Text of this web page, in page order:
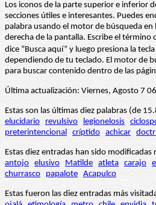
Los iconos de la parte superior e inferior
secciones útiles e interesantes. Puedes
palabra usando el motor de búsqueda
derecha de la pantalla. Escribe el término
dice “Busca aquí” y luego presiona la
dependiendo de tu teclado. El motor de
para buscar contenido dentro de las
Última actualización: Viernes, Agosto 7
Estas son las últimas diez palabras (de
elucidario
revulsivo legionelosis
preterintencional críptido achicar
Estas diez entradas han sido modificadas
antojo elusivo Matilde atleta carajo
churrasco
papalote Acapulco
Estas fueron las diez entradas más